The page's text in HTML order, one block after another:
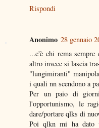
Rispondi
Anonimo 28 gennaio
...c'è chi rema sempre
altro invece si lascia
"lungimiranti"
i quali nn scendono a
Per un paio di
l'opportunismo, le
dare/portare qlks di
Poi qlkn mi ha dato